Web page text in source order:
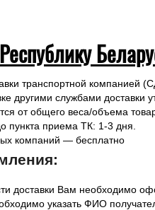
транспортной компанией
другими службами доставки
от общего веса/объема
пункта приема ТК: 1-3 дня.
компаний — бесплатно
доставки Вам необходимо
указать ФИО